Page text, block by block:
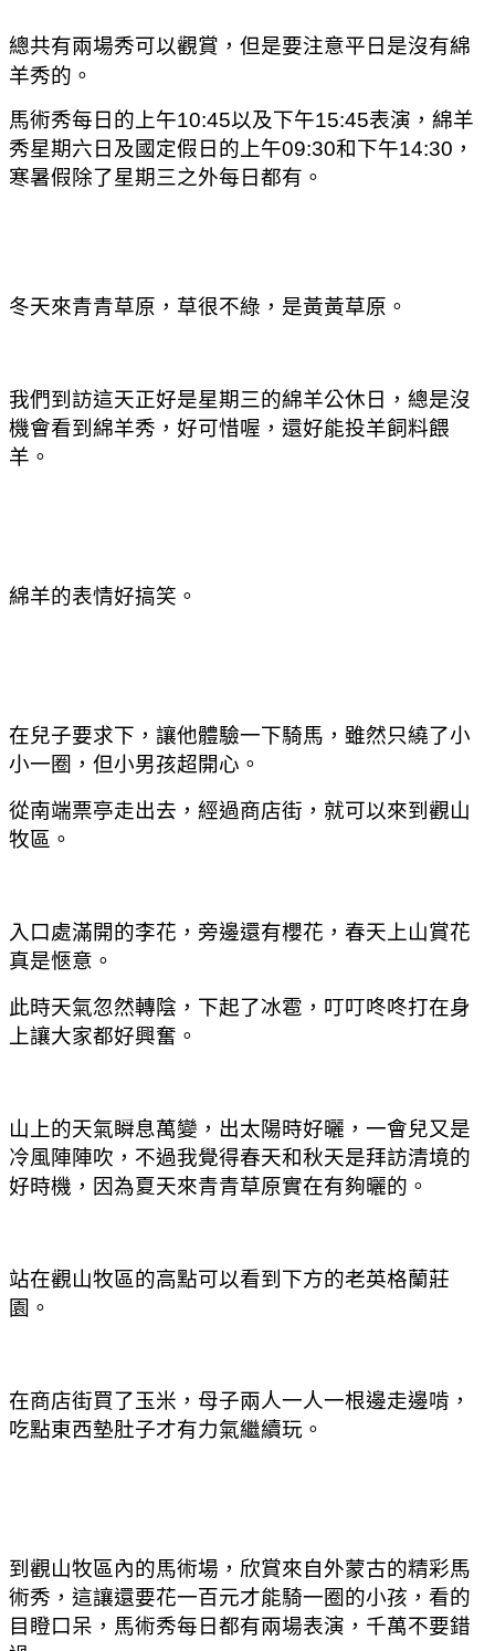
總共有兩場秀可以觀賞 ，但是要注意平日是沒有綿
羊秀的。
馬術秀每日的上午10:45以及下午15:45表演 ，綿羊
秀星期六日及國定假日的上午09:30和下午14:30 ，
寒暑假除了星期三之外每日都有。
冬天來青青草原 ，草很不綠 ，是黃黃草原 。
我們到訪這天正好是星期三的綿羊公休日 ，總是沒
機會看到綿羊秀 ，好可惜喔 ，還好能投羊飼料餵
羊 。
綿羊的表情好搞笑。
在兒子要求下 ，讓他體驗一下騎馬 ，雖然只繞了小
小一圈 ，但小男孩超開心。
從南端票亭走出去 ，經過商店街 ，就可以來到觀山
牧區。
入口處滿開的李花 ，旁邊還有櫻花 ，春天上山賞花
真是愜意。
此時天氣忽然轉陰 ，下起了冰雹 ， 叮叮咚咚打在身
上讓大家都好興奮。
山上的天氣瞬息萬變 ，出太陽時好曬 ，一會兒又是
冷風陣陣吹 ，不過我覺得春天和秋天是拜訪清境的
好時機 ，因為夏天來青青草原實在有夠曬的。
站在觀山牧區的高點可以看到下方的老英格蘭莊
園。
在商店街買了玉米 ，母子兩人一人一根邊走邊啃 ，
吃點東西墊肚子才有力氣繼續玩。
到觀山牧區內的馬術場 ，欣賞來自外蒙古的精彩馬
術秀 ，這讓還要花一百元才能騎一圈的小孩 ，看的
目瞪口呆 ，馬術秀每日都有兩場表演 ，千萬不要錯